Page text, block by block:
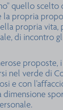
quello scelto
propria
propria
di incontro
proposte,
nel verde di
e con
dimensione